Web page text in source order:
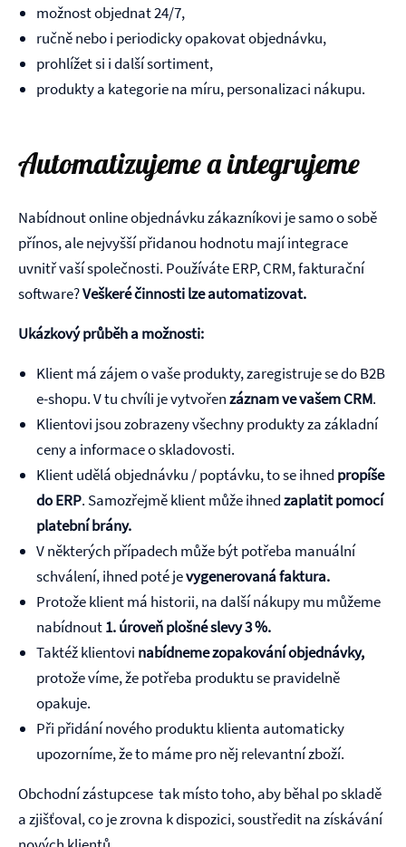
možnost objednat 24/7,
ručně nebo i periodicky opakovat objednávku,
prohlížet si i další sortiment,
produkty a kategorie na míru, personalizaci nákupu.
Automatizujeme a integrujeme
Nabídnout online objednávku zákazníkovi je samo o sobě
přínos, ale nejvyšší přidanou hodnotu mají integrace
uvnitř vaší společnosti. Používáte ERP, CRM, fakturační
software?Veškeré činnosti lze automatizovat.
Ukázkový průběh a možnosti:
Klient má zájem o vaše produkty, zaregistruje se do B2B
e-shopu. V tu chvíli je vytvořenzáznam ve vašem CRM.
Klientovi jsou zobrazeny všechny produkty za základní
ceny a informace o skladovosti.
Klient udělá objednávku / poptávku, to se ihned propíše
do ERP. Samozřejmě klient může ihnedzaplatit pomocí
platební brány.
V některých případech může být potřeba manuální
schválení, ihned poté jevygenerovaná faktura.
Protože klient má historii, na další nákupy mu můžeme
nabídnout1. úroveň plošné slevy 3 %.
Taktéž klientovi nabídneme zopakování objednávky,
protože víme, že potřeba produktu se pravidelně
opakuje.
Při přidání nového produktu klienta automaticky
upozorníme, že to máme pro něj relevantní zboží.
Obchodní zástupcese tak místo toho, aby běhal po skladě
a zjišťoval, co je zrovna k dispozici, soustředit na získávání